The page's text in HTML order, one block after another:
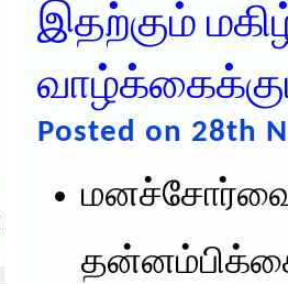
இதற்கும்
Posted on 28th
மனச்சோர்வை